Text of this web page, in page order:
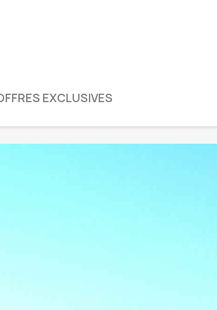
EXCLUSIVES